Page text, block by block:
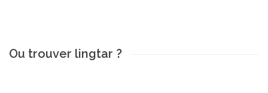
Ou trouver lingtar ?